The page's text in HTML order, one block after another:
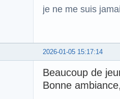
je ne me suis
2026-01-05 15:17:14
Beaucoup de
Bonne